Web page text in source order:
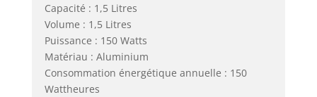
Capacité : 1,5 Litres
Volume : 1,5 Litres
Puissance : 150 Watts
Matériau : Aluminium
Consommation énergétique annuelle : 150
Wattheures